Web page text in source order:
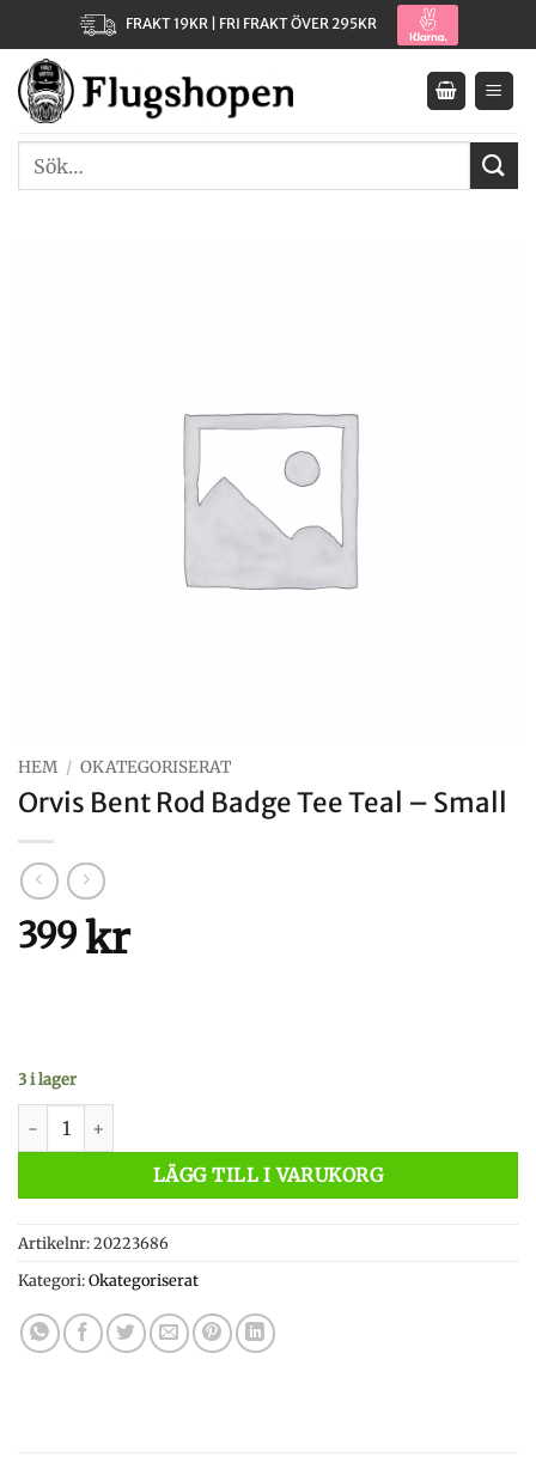
to
content
FRAKT 19KR | FRI FRAKT ÖVER 295KR
HEM / OKATEGORISERAT
Orvis Bent Rod Badge Tee Teal – Small
399kr
3 i lager
Orvis Bent Rod Badge Tee Teal - Small mängd
LÄGG TILL I VARUKORG
Artikelnr:20223686
Kategori:Okategoriserat